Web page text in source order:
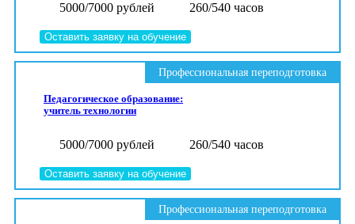
5000/7000 рублей 260/540 часов
Оставить заявку на обучение
Педагогическое образование:
учитель технологии
5000/7000 рублей 260/540 часов
Оставить заявку на обучение
Профессиональная переподготовка
Профессиональная переподготовка